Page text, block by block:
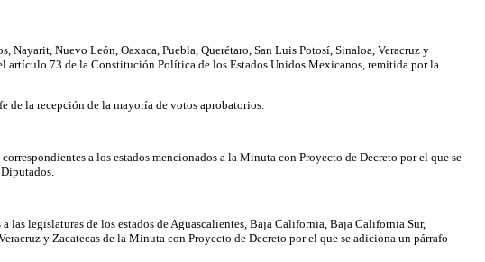
Nuevo León, Oaxaca, Puebla, Querétaro, San Luis Potosí, Sinaloa, Veracruz y
artículo 73 de la Constitución Política de los Estados Unidos Mexicanos, remitida por la
de la recepción de la mayoría de votos aprobatorios.
a los estados mencionados a la Minuta con Proyecto de Decreto por el que se
legislaturas de los estados de Aguascalientes, Baja California, Baja California Sur,
y Zacatecas de la Minuta con Proyecto de Decreto por el que se adiciona un párrafo